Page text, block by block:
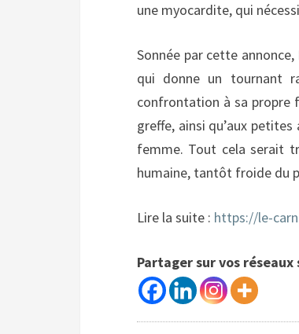
une myocardite, qui
Sonnée par cette
qui donne un tournant
confrontation à sa propre
greffe, ainsi qu’aux
femme. Tout cela serait
humaine, tantôt froide du
Lire la suite : https://le-
Partager sur vos réseaux